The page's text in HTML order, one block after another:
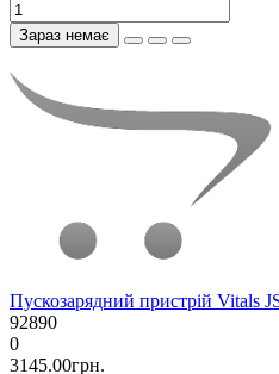
Зараз немає
Пускозарядний пристрій Vitals
92890
0
3145.00грн.